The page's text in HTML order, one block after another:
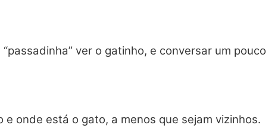
ver o gatinho, e conversar um pouco
onde está o gato, a menos que sejam vizinhos.